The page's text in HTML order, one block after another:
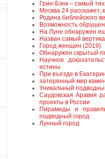
Грин-Бэнк – самый
Москва 24 расскажет,
Родина библейского
Возможность
На Луне обнаружен
Назван самый
Город женщин (2019)
Обнаружен скрытый
Научное
истины
При въезде в
затерянный мир
Уникальный
Саудовская Аравия
проекты в России
Пирамиды и
подводный город
Лунный город